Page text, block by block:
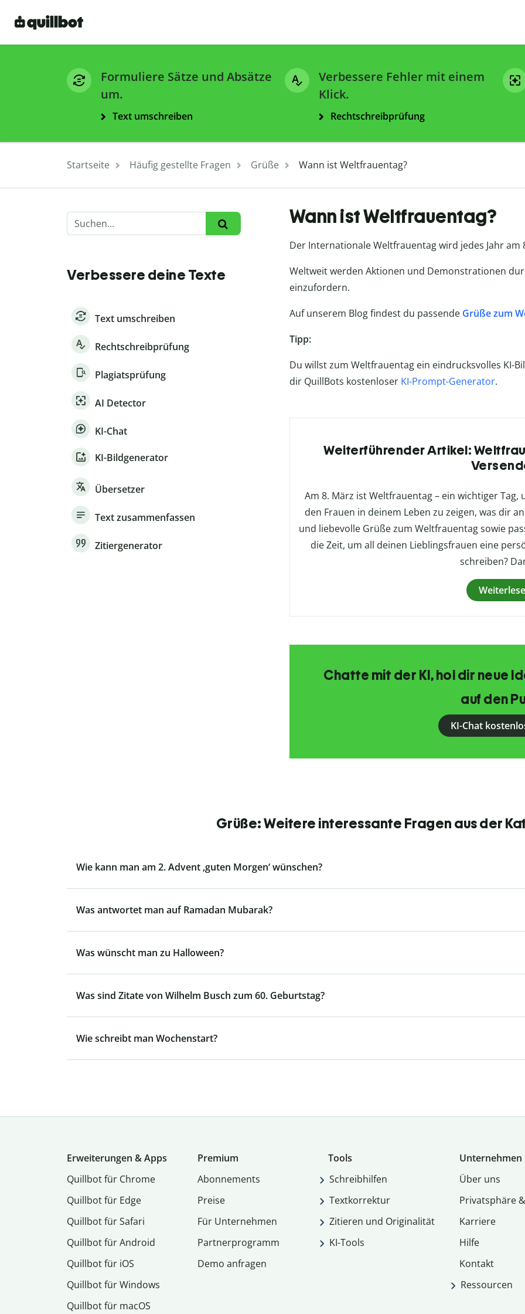
Formuliere Sätze und Absätze
um.
Text umschreiben
Verbessere Fehler mit einem
Klick.
Rechtschreibprüfung
Startseite Häufig gestellte Fragen Grüße Wann ist Weltfrauentag?
Verbessere deine Texte
Text umschreiben
Rechtschreibprüfung
Plagiatsprüfung
AI Detector
KI-Chat
KI-Bildgenerator
Übersetzer
Text zusammenfassen
Zitiergenerator
Wann ist Weltfrauentag?
Der Internationale Weltfrauentag wird jedes Jahr am
Weltweit werden Aktionen und Demonstrationen
einzufordern.
Auf unserem Blog findest du passende Grüße zum
Tipp:
Du willst zum Weltfrauentag ein eindrucksvolles KI-
dir QuillBots kostenloser KI-Prompt-Generator.
Weiterführender Artikel:
Am 8. März ist Weltfrauentag – ein wichtiger
den Frauen in deinem Leben zu zeigen, was dir
und liebevolle Grüße zum Weltfrauentag sowie
die Zeit, um all deinen Lieblingsfrauen eine
schreiben?
Chatte mit der KI, hol dir neue
auf den
KI-Chat
Grüße: Weitere interessante Fragen aus der
Wie kann man am 2. Advent ‚guten Morgen‘ wünschen?
Was antwortet man auf Ramadan Mubarak?
Was wünscht man zu Halloween?
Was sind Zitate von Wilhelm Busch zum 60. Geburtstag?
Wie schreibt man Wochenstart?
Erweiterungen & Apps
Quillbot für Chrome
Quillbot für Edge
Quillbot für Safari
Quillbot für Android
Quillbot für iOS
Quillbot für Windows
Quillbot für macOS
Premium
Abon­ne­ments
Preise
Für Unternehmen
Partnerprogramm
Demo anfragen
Tools
Schreibhilfen
Textkorrektur
Zitieren und Originalität
KI-Tools
Unternehmen
Über uns
Privatsphäre
Karriere
Hilfe
Kontakt
Ressourcen